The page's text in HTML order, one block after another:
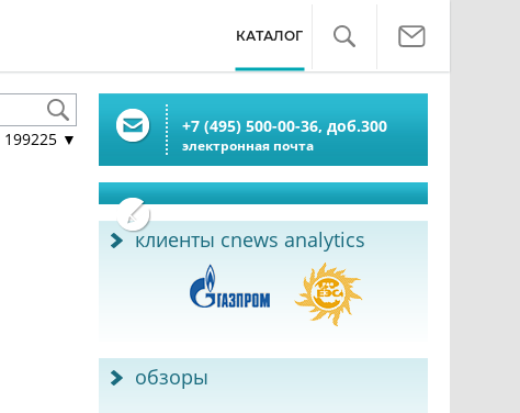
КАТАЛОГ
199225 ▼
+7 (495) 500-00-36, доб.300
электронная почта
клиенты cnews analytics
обзоры